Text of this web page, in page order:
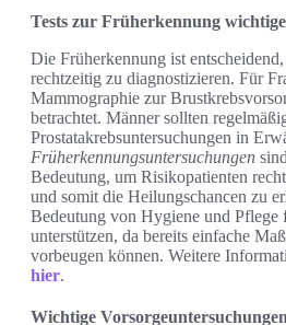
Tests zur Früherkennung
Die Früherkennung ist
rechtzeitig zu diagnostizieren. Für
Mammographie zur
betrachtet. Männer sollten
Prostatakrebsuntersuchungen in
Früherkennungsuntersuchungen
Bedeutung, um Risikopatienten
und somit die Heilungschancen zu
Bedeutung von Hygiene und Pflege
unterstützen, da bereits einfache
vorbeugen können. Weitere
hier.
Wichtige